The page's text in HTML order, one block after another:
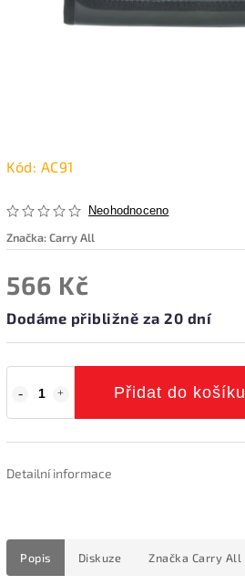
Kód: AC91
Neohodnoceno
Značka:Carry All
566 Kč
Dodáme přibližně za 20 dní
Přidat do košíku
Detailní informace
Popis Diskuze Značka Carry All